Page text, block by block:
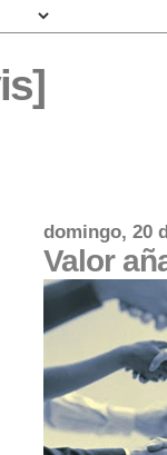
domingo, 20
Valor